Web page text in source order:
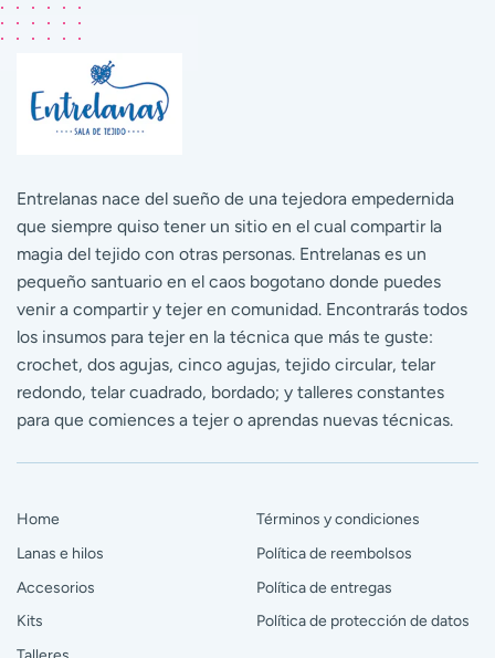
Entrelanas nace del sueño de una tejedora empedernida
que siempre quiso tener un sitio en el cual compartir la
magia del tejido con otras personas. Entrelanas es un
pequeño santuario en el caos bogotano donde puedes
venir a compartir y tejer en comunidad. Encontrarás todos
los insumos para tejer en la técnica que más te guste:
crochet, dos agujas, cinco agujas, tejido circular, telar
redondo, telar cuadrado, bordado; y talleres constantes
para que comiences a tejer o aprendas nuevas técnicas.
Home
Lanas e hilos
Accesorios
Kits
Términos y condiciones
Política de reembolsos
Política de entregas
Política de protección de datos